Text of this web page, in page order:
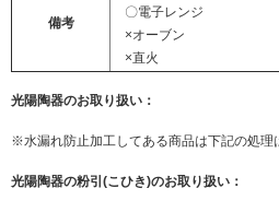
備考
〇電子レンジ
×オーブン
×直火
光陽陶器のお取り扱い：
※水漏れ防止加工してある商品は下記の処理
光陽陶器の粉引(こひき)のお取り扱い：